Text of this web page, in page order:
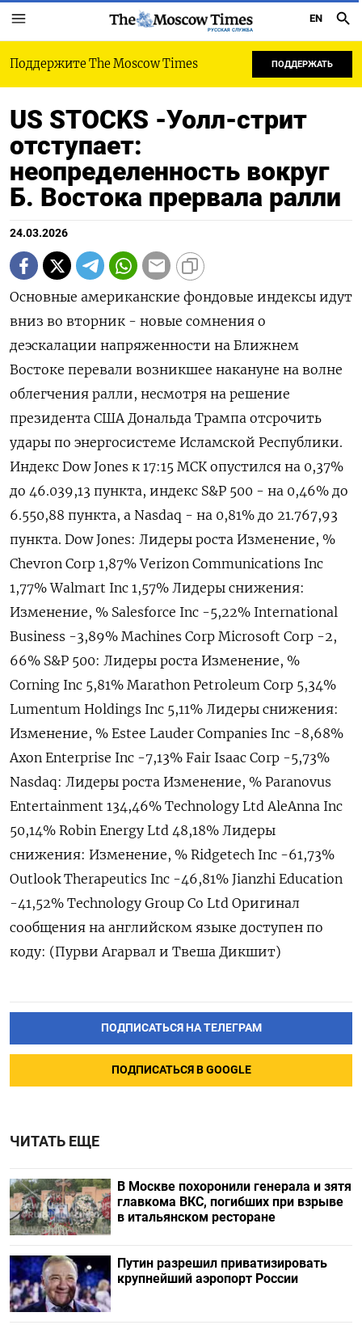
РУССКАЯ СЛУЖБА
EN
Поддержите The Moscow Times ПОДДЕРЖАТЬ
US STOCKS -Уолл-стрит
отступает:
неопределенность вокруг
Б. Востока прервала ралли
24.03.2026
Основные американские фондовые индексы идут
вниз во вторник - новые сомнения о
деэскалации напряженности на Ближнем
‌Востоке перевали возникшее накануне на волне
облегчения ралли, несмотря на решение
президента США Дональда Трампа ​отсрочить
удары ​по ​энергосистеме Исламской Республики.
Индекс ⁠Dow Jones к 17:‌15 МСК опустился на ‌0,37%
до 46.039,13 пункта, индекс ​S&P 500 - на 0,‌46% до
6.550,88 пункта, ​а Nasdaq - на 0,81% до 21.‌767,93
пункта. Dow Jones: Лидеры роста Изменение, %
Chevron Corp 1,87% Verizon Communications Inc
1,77% Walmart Inc 1,57% Лидеры ​снижения:
Изменение, % Salesforce Inc -​5,‌22% International
Business -3,89% Machines Corp Microsoft Corp -2,​
66% S&P 500: Лидеры роста Изменение, %
Corning Inc 5,81% Marathon Petroleum Corp 5,34%
Lumentum Holdings Inc 5,11% Лидеры снижения:
Изменение, % Estee Lauder Companies Inc -8,68%
Axon Enterprise Inc -7,13% Fair Isaac Corp -5,73%
Nasdaq: Лидеры роста Изменение, % Paranovus
Entertainment 134,​46% Technology Ltd AleAnna ⁠Inc
50,14% Robin Energy Ltd 48,18% Лидеры
снижения: Изменение, % Ridgetech Inc -61,73%
Outlook ‌Therapeutics Inc -46,81% Jianzhi Education
-41,‌52% Technology Group Co Ltd Оригинал
сообщения на английском ​языке доступен по
коду: (Пурви ‌Агарвал и Твеша Дикшит)
ПОДПИСАТЬСЯ НА ТЕЛЕГРАМ
ПОДПИСАТЬСЯ В GOOGLE
ЧИТАТЬ ЕЩЕ
В Москве похоронили генерала и зятя
главкома ВКС, погибших при взрыве
в итальянском ресторане
Путин разрешил приватизировать
крупнейший аэропорт России